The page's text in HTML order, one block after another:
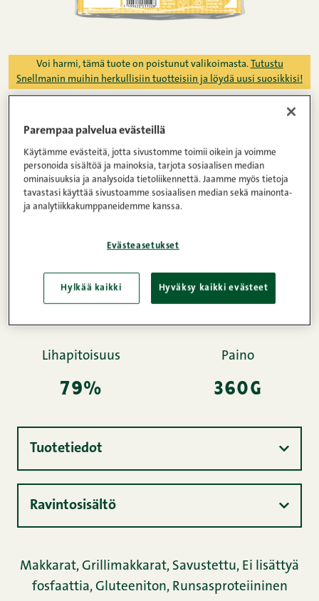
Voi harmi, tämä tuote on poistunut valikoimasta. Tutustu
Snellmanin muihin herkullisiin tuotteisiin ja löydä uusi suosikkisi!
juusto eetvartti
grillimakkara 360 g
vaikea parantaa, mutta yritimme kuitenkin.
ystäville Juusto Eetvartin, jossa juustoa on jopa 10
prosenttia. Kannattaa kokeilla!
Lihapitoisuus
79%
Paino
360g
Tuotetiedot
Ravintosisältö
Makkarat, Grillimakkarat, Savustettu, Ei lisättyä
fosfaattia, Gluteeniton, Runsasproteiininen
Parempaa palvelua evästeillä
Käytämme evästeitä, jotta sivustomme toimii oikein ja voimme
personoida sisältöä ja mainoksia, tarjota sosiaalisen median
ominaisuuksia ja analysoida tietoliikennettä. Jaamme myös tietoja
tavastasi käyttää sivustoamme sosiaalisen median sekä mainonta-
ja analytiikkakumppaneidemme kanssa.
Evästeasetukset
Hylkää kaikki Hyväksy kaikki evästeet